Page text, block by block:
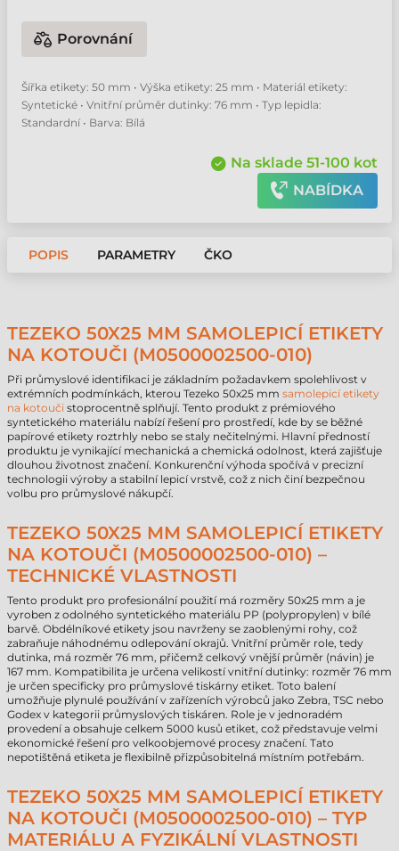
Porovnání
Šířka etikety: 50 mm • Výška etikety: 25 mm • Materiál etikety:
Syntetické • Vnitřní průměr dutinky: 76 mm • Typ lepidla:
Standardní • Barva: Bílá
Na sklade 51-100 kot
NABÍDKA
POPIS PARAMETRY ČKO
TEZEKO 50X25 MM SAMOLEPICÍ ETIKETY
NA KOTOUČI (M0500002500-010)
Při průmyslové identifikaci je základním požadavkem spolehlivost v
extrémních podmínkách, kterou Tezeko 50x25 mm samolepicí etikety
na kotouči stoprocentně splňují. Tento produkt z prémiového
syntetického materiálu nabízí řešení pro prostředí, kde by se běžné
papírové etikety roztrhly nebo se staly nečitelnými. Hlavní předností
produktu je vynikající mechanická a chemická odolnost, která zajišťuje
dlouhou životnost značení. Konkurenční výhoda spočívá v precizní
technologii výroby a stabilní lepicí vrstvě, což z nich činí bezpečnou
volbu pro průmyslové nákupčí.
TEZEKO 50X25 MM SAMOLEPICÍ ETIKETY
NA KOTOUČI (M0500002500-010) –
TECHNICKÉ VLASTNOSTI
Tento produkt pro profesionální použití má rozměry 50x25 mm a je
vyroben z odolného syntetického materiálu PP (polypropylen) v bílé
barvě. Obdélníkové etikety jsou navrženy se zaoblenými rohy, což
zabraňuje náhodnému odlepování okrajů. Vnitřní průměr role, tedy
dutinka, má rozměr 76 mm, přičemž celkový vnější průměr (návin) je
167 mm. Kompatibilita je určena velikostí vnitřní dutinky: rozměr 76 mm
je určen specificky pro průmyslové tiskárny etiket. Toto balení
umožňuje plynulé používání v zařízeních výrobců jako Zebra, TSC nebo
Godex v kategorii průmyslových tiskáren. Role je v jednoradém
provedení a obsahuje celkem 5000 kusů etiket, což představuje velmi
ekonomické řešení pro velkoobjemové procesy značení. Tato
nepotištěná etiketa je flexibilně přizpůsobitelná místním potřebám.
TEZEKO 50X25 MM SAMOLEPICÍ ETIKETY
NA KOTOUČI (M0500002500-010) – TYP
MATERIÁLU A FYZIKÁLNÍ VLASTNOSTI